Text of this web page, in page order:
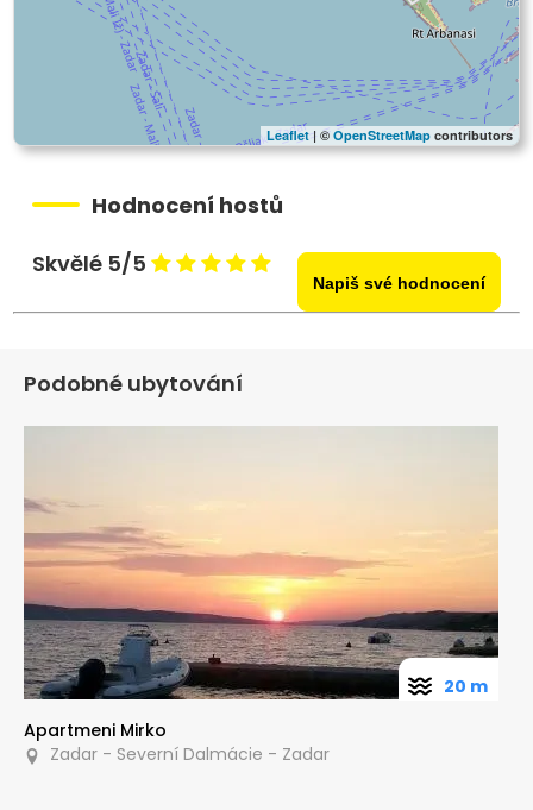
Leaflet| ©OpenStreetMap contributors
Hodnocení hostů
Skvělé 5/5
Napiš své hodnocení
Podobné ubytování
Apartmeni Mirko
Zadar - Severní Dalmácie - Zadar
20 m